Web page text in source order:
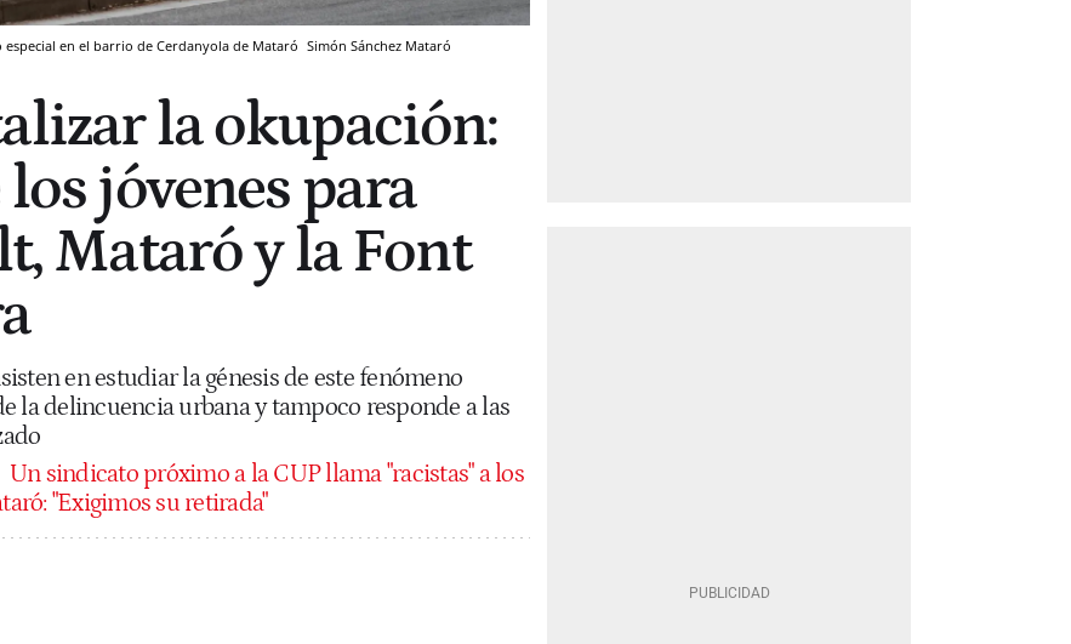
en el barrio de Cerdanyola de Mataró Simón Sánchez Mataró
la okupación:
jóvenes para
Mataró y la Font
en estudiar la génesis de este fenómeno
la delincuencia urbana y tampoco responde a las
Un sindicato próximo a la CUP llama "racistas" a los
"Exigimos su retirada"